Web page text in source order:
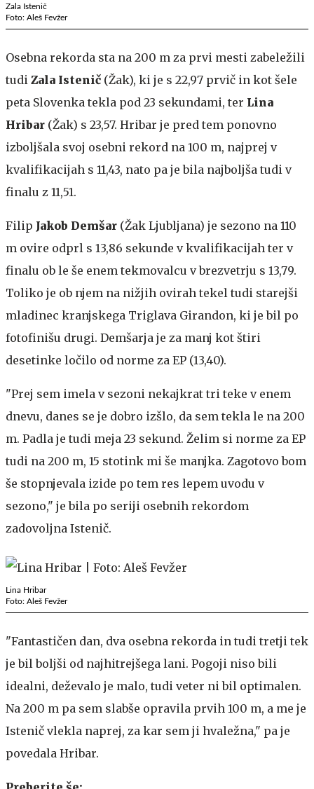
Zala Istenič
Foto: Aleš Fevžer
Osebna rekorda sta na 200 m za prvi mesti zabeležili
tudi Zala Istenič (Žak), ki je s 22,97 prvič in kot šele
peta Slovenka tekla pod 23 sekundami, ter Lina
Hribar (Žak) s 23,57. Hribar je pred tem ponovno
izboljšala svoj osebni rekord na 100 m, najprej v
kvalifikacijah s 11,43, nato pa je bila najboljša tudi v
finalu z 11,51.
Filip Jakob Demšar (Žak Ljubljana) je sezono na 110
m ovire odprl s 13,86 sekunde v kvalifikacijah ter v
finalu ob le še enem tekmovalcu v brezvetrju s 13,79.
Toliko je ob njem na nižjih ovirah tekel tudi starejši
mladinec kranjskega Triglava Girandon, ki je bil po
fotofinišu drugi. Demšarja je za manj kot štiri
desetinke ločilo od norme za EP (13,40).
"Prej sem imela v sezoni nekajkrat tri teke v enem
dnevu, danes se je dobro izšlo, da sem tekla le na 200
m. Padla je tudi meja 23 sekund. Želim si norme za EP
tudi na 200 m, 15 stotink mi še manjka. Zagotovo bom
še stopnjevala izide po tem res lepem uvodu v
sezono," je bila po seriji osebnih rekordom
zadovoljna Istenič.
Lina Hribar
Foto: Aleš Fevžer
"Fantastičen dan, dva osebna rekorda in tudi tretji tek
je bil boljši od najhitrejšega lani. Pogoji niso bili
idealni, deževalo je malo, tudi veter ni bil optimalen.
Na 200 m pa sem slabše opravila prvih 100 m, a me je
Istenič vlekla naprej, za kar sem ji hvaležna," pa je
povedala Hribar.